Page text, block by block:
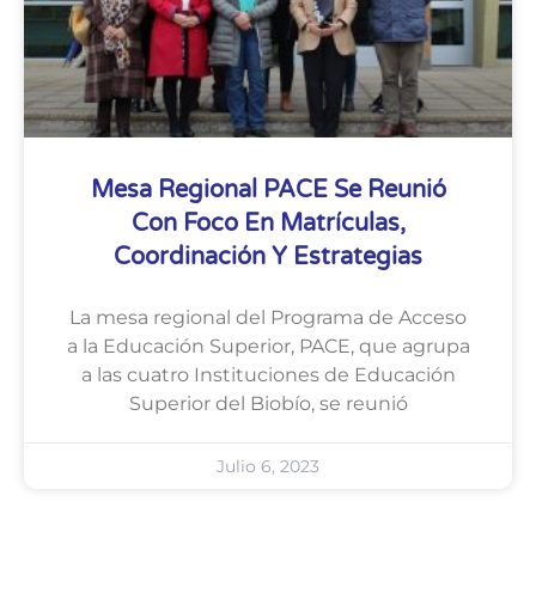
Mesa Regional PACE Se Reunió
Con Foco En Matrículas,
Coordinación Y Estrategias
La mesa regional del Programa de Acceso
a la Educación Superior, PACE, que agrupa
a las cuatro Instituciones de Educación
Superior del Biobío, se reunió
Julio 6, 2023